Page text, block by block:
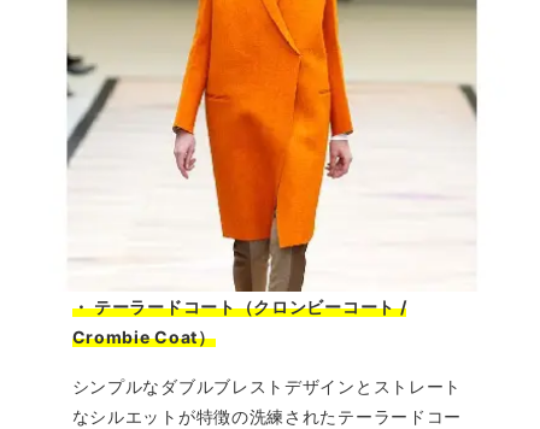
・ テーラードコート（クロンビーコート /
Crombie Coat）
シンプルなダブルブレストデザインとストレート
なシルエットが特徴の洗練されたテーラードコー